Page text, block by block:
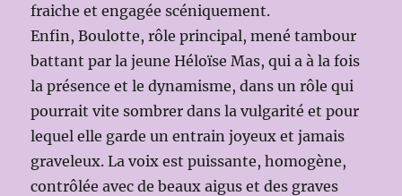
fraiche et engagée scéniquement.
Enfin, Boulotte, rôle principal, mené tambour
battant par la jeune Héloïse Mas, qui a à la fois
la présence et le dynamisme, dans un rôle qui
pourrait vite sombrer dans la vulgarité et pour
lequel elle garde un entrain joyeux et jamais
graveleux. La voix est puissante, homogène,
contrôlée avec de beaux aigus et des graves